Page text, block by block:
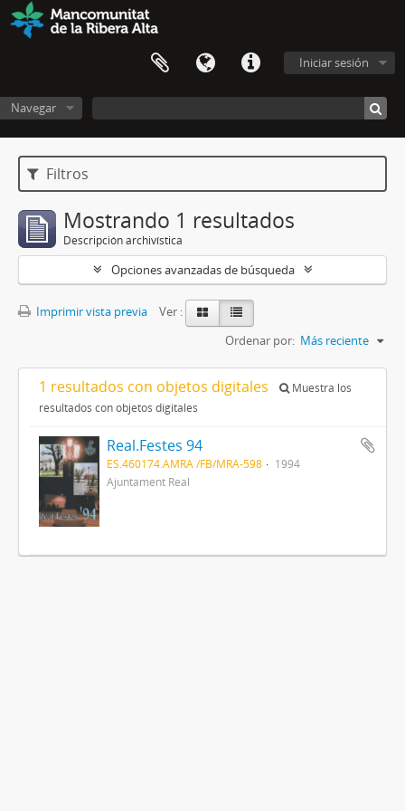
Iniciar sesión
Navegar
Filtros
Mostrando 1 resultados
Descripción archivística
Opciones avanzadas de búsqueda
Imprimir vista previa
Ver :
Ordenar por: Más reciente
1 resultados con objetos digitales
Muestra los
resultados con objetos digitales
Real.Festes 94
ES.460174.AMRA /FB/MRA-598
1994
Ajuntament Real